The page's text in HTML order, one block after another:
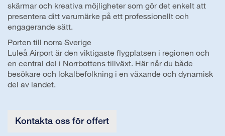
skärmar och kreativa möjligheter som gör det enkelt att
presentera ditt varumärke på ett professionellt och
engagerande sätt.
Porten till norra Sverige
Luleå Airport är den viktigaste flygplatsen i regionen och
en central del i Norrbottens tillväxt. Här når du både
besökare och lokalbefolkning i en växande och dynamisk
del av landet.
Kontakta oss för offert